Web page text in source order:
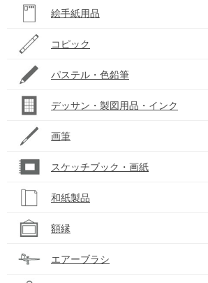
絵手紙用品
コピック
パステル・色鉛筆
デッサン・製図用品・インク
画筆
スケッチブック・画紙
和紙製品
額縁
エアーブラシ